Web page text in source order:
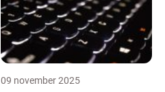
09 november 2025